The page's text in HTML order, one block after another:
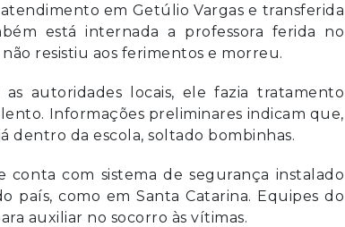
em Getúlio Vargas e transferida
está internada a professora ferida no
resistiu aos ferimentos e morreu.
autoridades locais, ele fazia tratamento
Informações preliminares indicam que,
dentro da escola, soltado bombinhas.
com sistema de segurança instalado
país, como em Santa Catarina. Equipes do
auxiliar no socorro às vítimas.